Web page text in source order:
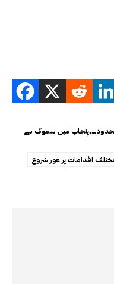
میں سموگ سے
اقدامات پر غور شروع